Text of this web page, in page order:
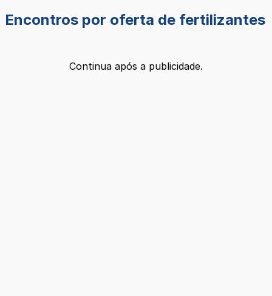
Encontros por oferta de fertilizantes
Continua após a publicidade.